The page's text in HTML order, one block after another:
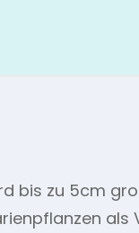
bis zu 5cm